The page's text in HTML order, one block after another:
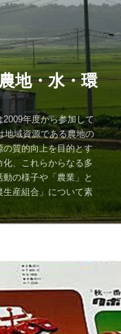
地・水・環
年度から参加して
地域資源である農地の
質的向上を目的とす
、これらからなる多
の様子や「農業」と
生産組合」について素